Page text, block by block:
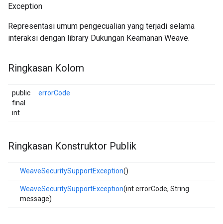
Exception
Representasi umum pengecualian yang terjadi selama
interaksi dengan library Dukungan Keamanan Weave.
Ringkasan Kolom
public
final
int
errorCode
Ringkasan Konstruktor Publik
WeaveSecuritySupportException()
WeaveSecuritySupportException(int errorCode, String
message)